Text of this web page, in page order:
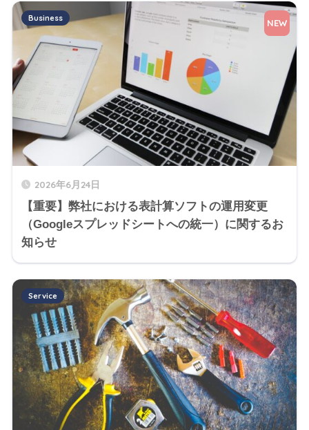
2026年6月24日
【重要】弊社における表計算ソフトの運用変更
（Googleスプレッドシートへの統一）に関するお
知らせ
Business NEW
Service